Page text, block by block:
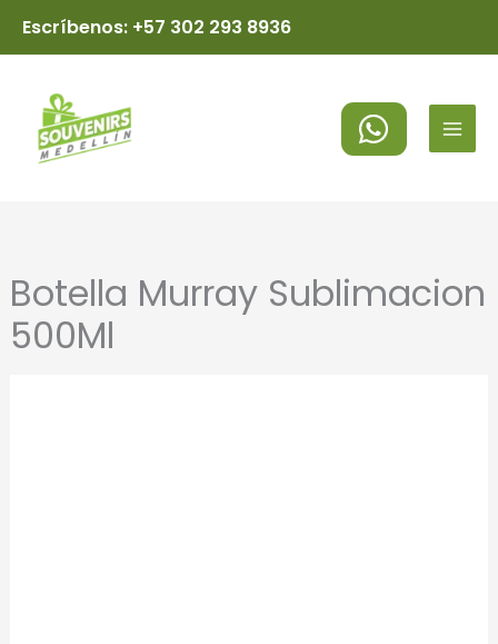
Escríbenos: +57 302 293 8936
Botella Murray Sublimacion
500Ml